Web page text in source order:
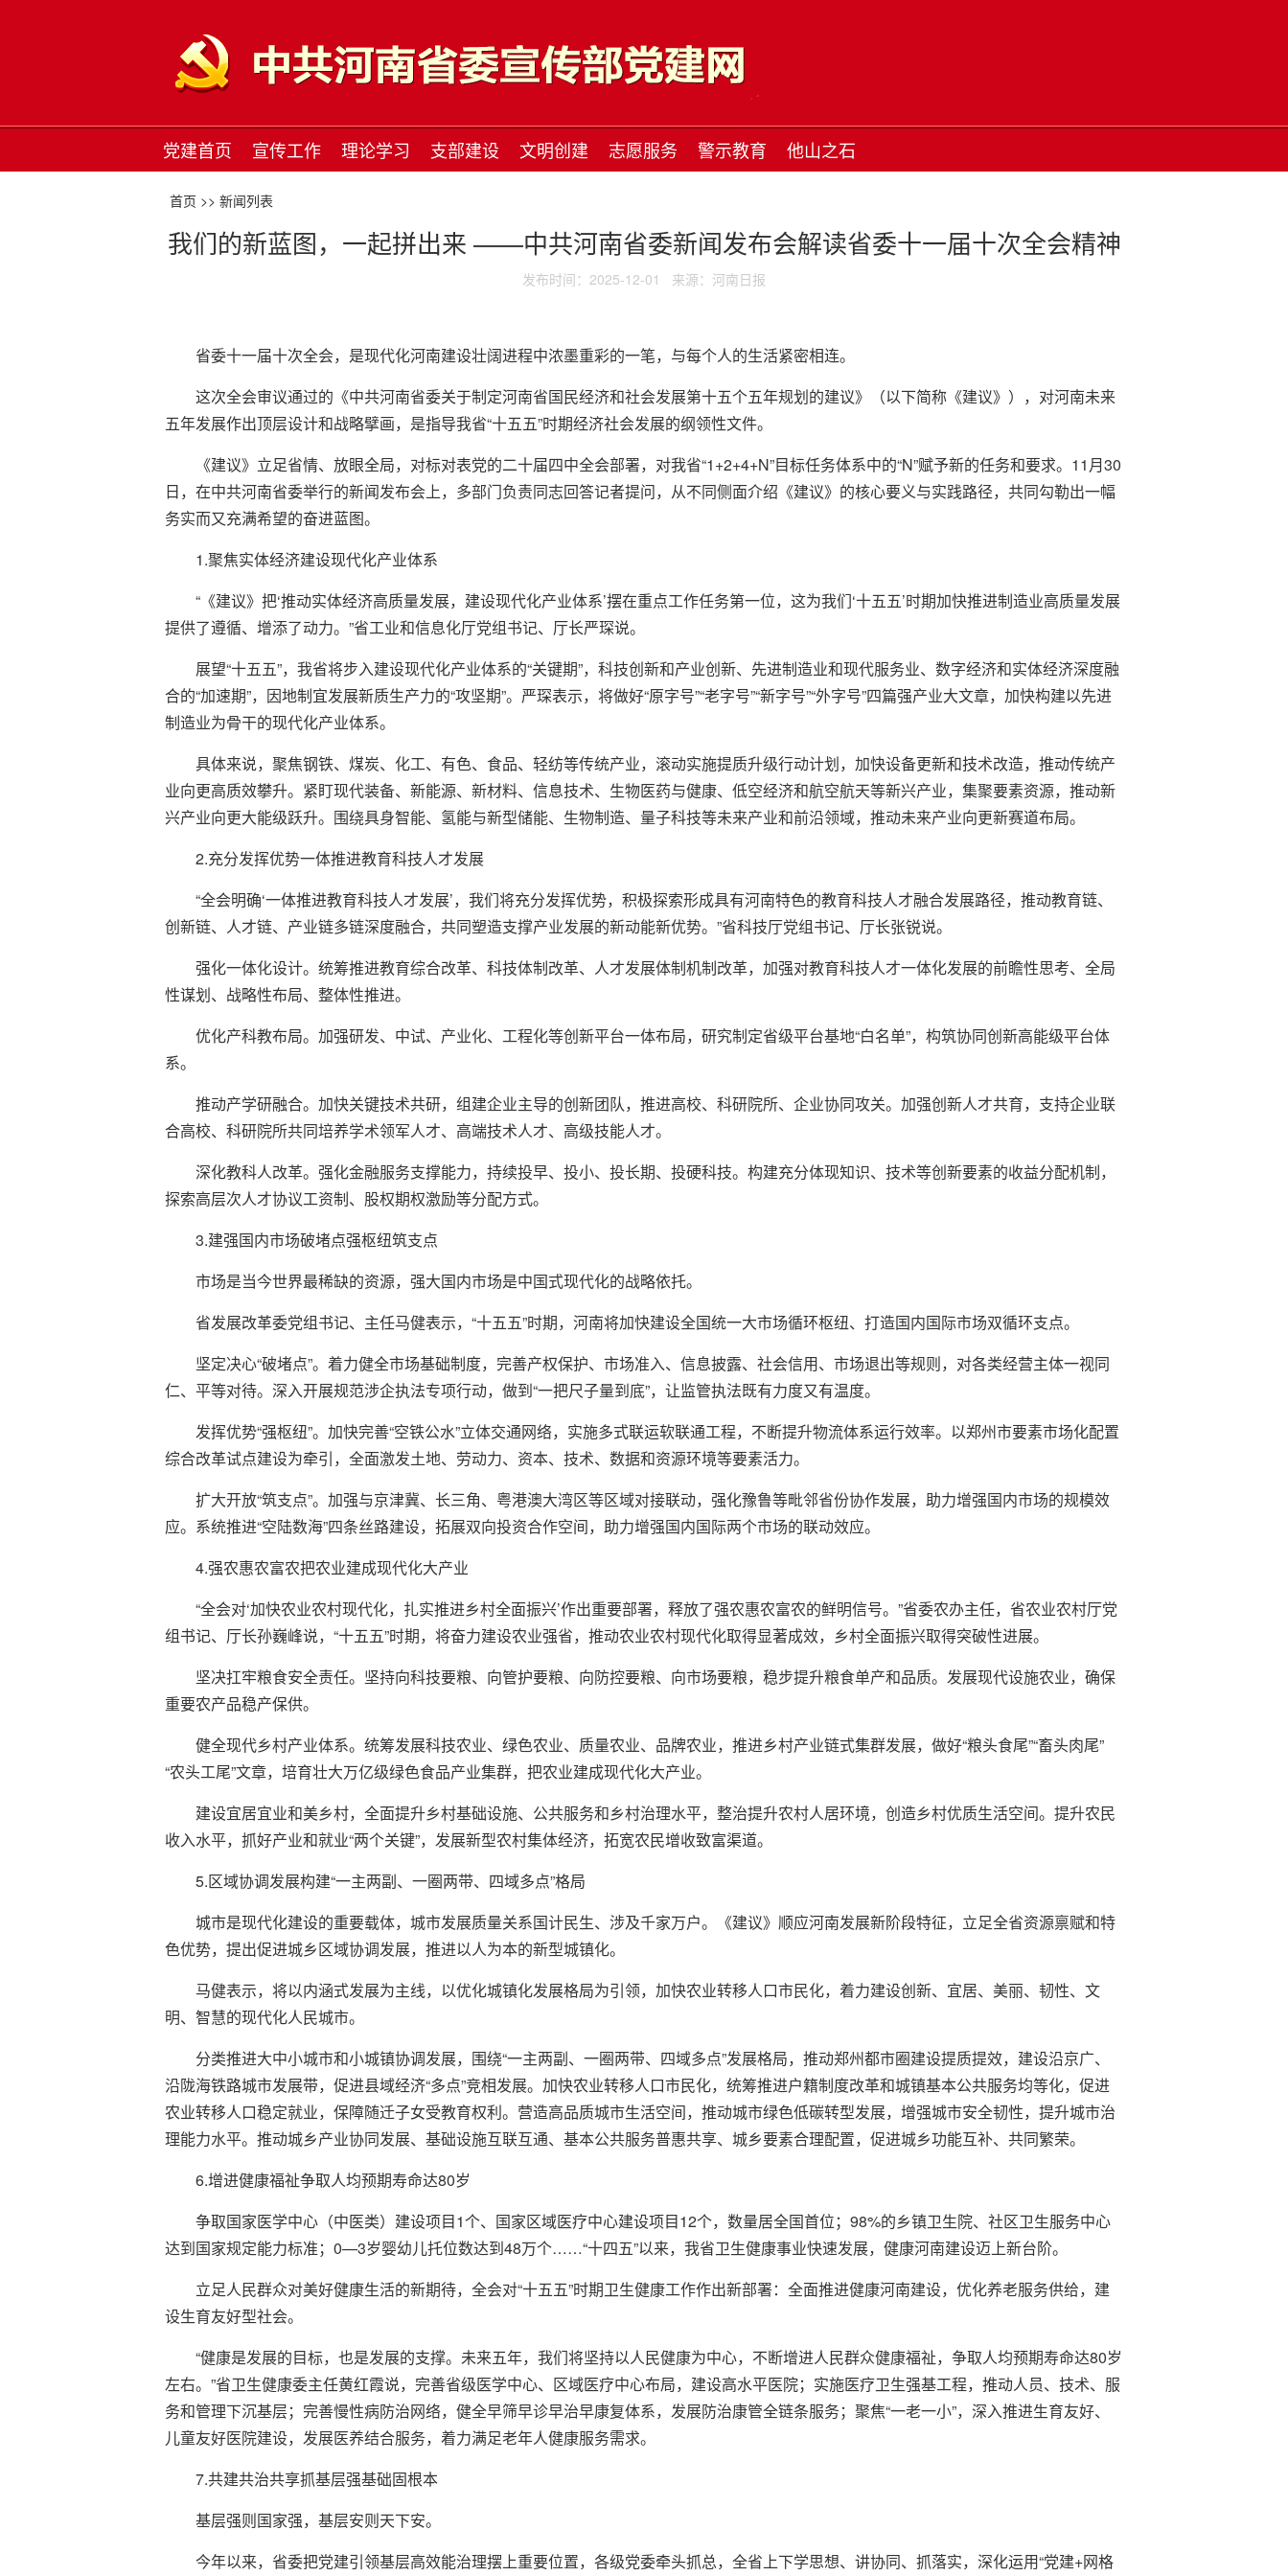
党建首页 宣传工作 理论学习 支部建设 文明创建 志愿服务 警示教育 他山之石
首页 >> 新闻列表
我们的新蓝图，一起拼出来 ——中共河南省委新闻发布会解读省委十一届十次全会精神
发布时间：2025-12-01 来源：河南日报
省委十一届十次全会，是现代化河南建设壮阔进程中浓墨重彩的一笔，与每个人的生活紧密相连。
这次全会审议通过的《中共河南省委关于制定河南省国民经济和社会发展第十五个五年规划的建议》（以下简称《建议》），对河南未来
五年发展作出顶层设计和战略擘画，是指导我省“十五五”时期经济社会发展的纲领性文件。
《建议》立足省情、放眼全局，对标对表党的二十届四中全会部署，对我省“1+2+4+N”目标任务体系中的“N”赋予新的任务和要求。11月30
日，在中共河南省委举行的新闻发布会上，多部门负责同志回答记者提问，从不同侧面介绍《建议》的核心要义与实践路径，共同勾勒出一幅
务实而又充满希望的奋进蓝图。
1.聚焦实体经济建设现代化产业体系
“《建议》把‘推动实体经济高质量发展，建设现代化产业体系’摆在重点工作任务第一位，这为我们‘十五五’时期加快推进制造业高质量发展
提供了遵循、增添了动力。”省工业和信息化厅党组书记、厅长严琛说。
展望“十五五”，我省将步入建设现代化产业体系的“关键期”，科技创新和产业创新、先进制造业和现代服务业、数字经济和实体经济深度融
合的“加速期”，因地制宜发展新质生产力的“攻坚期”。严琛表示，将做好“原字号”“老字号”“新字号”“外字号”四篇强产业大文章，加快构建以先进
制造业为骨干的现代化产业体系。
具体来说，聚焦钢铁、煤炭、化工、有色、食品、轻纺等传统产业，滚动实施提质升级行动计划，加快设备更新和技术改造，推动传统产
业向更高质效攀升。紧盯现代装备、新能源、新材料、信息技术、生物医药与健康、低空经济和航空航天等新兴产业，集聚要素资源，推动新
兴产业向更大能级跃升。围绕具身智能、氢能与新型储能、生物制造、量子科技等未来产业和前沿领域，推动未来产业向更新赛道布局。
2.充分发挥优势一体推进教育科技人才发展
“全会明确‘一体推进教育科技人才发展’，我们将充分发挥优势，积极探索形成具有河南特色的教育科技人才融合发展路径，推动教育链、
创新链、人才链、产业链多链深度融合，共同塑造支撑产业发展的新动能新优势。”省科技厅党组书记、厅长张锐说。
强化一体化设计。统筹推进教育综合改革、科技体制改革、人才发展体制机制改革，加强对教育科技人才一体化发展的前瞻性思考、全局
性谋划、战略性布局、整体性推进。
优化产科教布局。加强研发、中试、产业化、工程化等创新平台一体布局，研究制定省级平台基地“白名单”，构筑协同创新高能级平台体
系。
推动产学研融合。加快关键技术共研，组建企业主导的创新团队，推进高校、科研院所、企业协同攻关。加强创新人才共育，支持企业联
合高校、科研院所共同培养学术领军人才、高端技术人才、高级技能人才。
深化教科人改革。强化金融服务支撑能力，持续投早、投小、投长期、投硬科技。构建充分体现知识、技术等创新要素的收益分配机制，
探索高层次人才协议工资制、股权期权激励等分配方式。
3.建强国内市场破堵点强枢纽筑支点
市场是当今世界最稀缺的资源，强大国内市场是中国式现代化的战略依托。
省发展改革委党组书记、主任马健表示，“十五五”时期，河南将加快建设全国统一大市场循环枢纽、打造国内国际市场双循环支点。
坚定决心“破堵点”。着力健全市场基础制度，完善产权保护、市场准入、信息披露、社会信用、市场退出等规则，对各类经营主体一视同
仁、平等对待。深入开展规范涉企执法专项行动，做到“一把尺子量到底”，让监管执法既有力度又有温度。
发挥优势“强枢纽”。加快完善“空铁公水”立体交通网络，实施多式联运软联通工程，不断提升物流体系运行效率。以郑州市要素市场化配置
综合改革试点建设为牵引，全面激发土地、劳动力、资本、技术、数据和资源环境等要素活力。
扩大开放“筑支点”。加强与京津冀、长三角、粤港澳大湾区等区域对接联动，强化豫鲁等毗邻省份协作发展，助力增强国内市场的规模效
应。系统推进“空陆数海”四条丝路建设，拓展双向投资合作空间，助力增强国内国际两个市场的联动效应。
4.强农惠农富农把农业建成现代化大产业
“全会对‘加快农业农村现代化，扎实推进乡村全面振兴’作出重要部署，释放了强农惠农富农的鲜明信号。”省委农办主任，省农业农村厅党
组书记、厅长孙巍峰说，“十五五”时期，将奋力建设农业强省，推动农业农村现代化取得显著成效，乡村全面振兴取得突破性进展。
坚决扛牢粮食安全责任。坚持向科技要粮、向管护要粮、向防控要粮、向市场要粮，稳步提升粮食单产和品质。发展现代设施农业，确保
重要农产品稳产保供。
健全现代乡村产业体系。统筹发展科技农业、绿色农业、质量农业、品牌农业，推进乡村产业链式集群发展，做好“粮头食尾”“畜头肉尾”
“农头工尾”文章，培育壮大万亿级绿色食品产业集群，把农业建成现代化大产业。
建设宜居宜业和美乡村，全面提升乡村基础设施、公共服务和乡村治理水平，整治提升农村人居环境，创造乡村优质生活空间。提升农民
收入水平，抓好产业和就业“两个关键”，发展新型农村集体经济，拓宽农民增收致富渠道。
5.区域协调发展构建“一主两副、一圈两带、四域多点”格局
城市是现代化建设的重要载体，城市发展质量关系国计民生、涉及千家万户。《建议》顺应河南发展新阶段特征，立足全省资源禀赋和特
色优势，提出促进城乡区域协调发展，推进以人为本的新型城镇化。
马健表示，将以内涵式发展为主线，以优化城镇化发展格局为引领，加快农业转移人口市民化，着力建设创新、宜居、美丽、韧性、文
明、智慧的现代化人民城市。
分类推进大中小城市和小城镇协调发展，围绕“一主两副、一圈两带、四域多点”发展格局，推动郑州都市圈建设提质提效，建设沿京广、
沿陇海铁路城市发展带，促进县域经济“多点”竞相发展。加快农业转移人口市民化，统筹推进户籍制度改革和城镇基本公共服务均等化，促进
农业转移人口稳定就业，保障随迁子女受教育权利。营造高品质城市生活空间，推动城市绿色低碳转型发展，增强城市安全韧性，提升城市治
理能力水平。推动城乡产业协同发展、基础设施互联互通、基本公共服务普惠共享、城乡要素合理配置，促进城乡功能互补、共同繁荣。
6.增进健康福祉争取人均预期寿命达80岁
争取国家医学中心（中医类）建设项目1个、国家区域医疗中心建设项目12个，数量居全国首位；98%的乡镇卫生院、社区卫生服务中心
达到国家规定能力标准；0—3岁婴幼儿托位数达到48万个……“十四五”以来，我省卫生健康事业快速发展，健康河南建设迈上新台阶。
立足人民群众对美好健康生活的新期待，全会对“十五五”时期卫生健康工作作出新部署：全面推进健康河南建设，优化养老服务供给，建
设生育友好型社会。
“健康是发展的目标，也是发展的支撑。未来五年，我们将坚持以人民健康为中心，不断增进人民群众健康福祉，争取人均预期寿命达80岁
左右。”省卫生健康委主任黄红霞说，完善省级医学中心、区域医疗中心布局，建设高水平医院；实施医疗卫生强基工程，推动人员、技术、服
务和管理下沉基层；完善慢性病防治网络，健全早筛早诊早治早康复体系，发展防治康管全链条服务；聚焦“一老一小”，深入推进生育友好、
儿童友好医院建设，发展医养结合服务，着力满足老年人健康服务需求。
7.共建共治共享抓基层强基础固根本
基层强则国家强，基层安则天下安。
今年以来，省委把党建引领基层高效能治理摆上重要位置，各级党委牵头抓总，全省上下学思想、讲协同、抓落实，深化运用“党建+网格